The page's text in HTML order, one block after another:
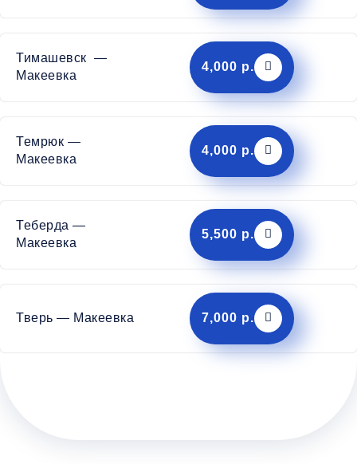
Тимашевск —
Макеевка
4,000 р.
Темрюк —
Макеевка
4,000 р.
Теберда —
Макеевка
5,500 р.
Тверь — Макеевка 7,000 р.